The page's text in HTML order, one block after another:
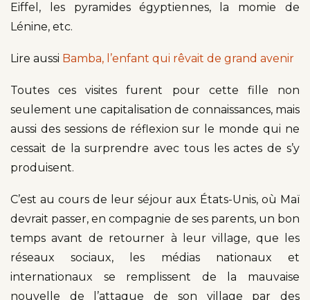
Eiffel, les pyramides égyptiennes, la momie de
Lénine, etc.
Lire aussi Bamba, l’enfant qui rêvait de grand avenir
Toutes ces visites furent pour cette fille non
seulement une capitalisation de connaissances, mais
aussi des sessions de réflexion sur le monde qui ne
cessait de la surprendre avec tous les actes de s’y
produisent.
C’est au cours de leur séjour aux États-Unis, où Maï
devrait passer, en compagnie de ses parents, un bon
temps avant de retourner à leur village, que les
réseaux sociaux, les médias nationaux et
internationaux se remplissent de la mauvaise
nouvelle de l’attaque de son village par des